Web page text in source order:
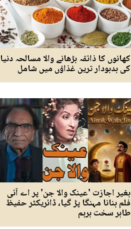
کھانوں کا ذائقہ بڑھانے والا مسالحہ دنیا
کی بدبودار ترین غذاؤں میں شامل
بغیر اجازت 'عینک والا جن' پر اے آئی
فلم بنانا مہنگا پڑ گیا، ڈائریکٹر حفیظ
طاہر سخت برہم